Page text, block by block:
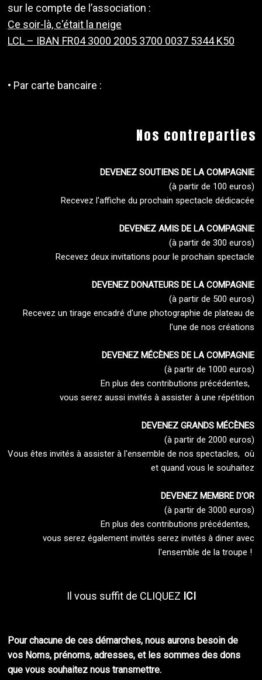
sur le compte de l’association :
Ce soir-là, c'était la neige
LCL – IBAN FR04 3000 2005 3700 0037 5344 K50
• Par carte bancaire :
Nos contreparties
DEVENEZ SOUTIENS DE LA COMPAGNIE
(à partir de 100 euros)
Recevez l'affiche du prochain spectacle dédicacée
DEVENEZ AMIS DE LA COMPAGNIE
(à partir de 300 euros)
Recevez deux invitations pour le prochain spectacle
DEVENEZ DONATEURS DE LA COMPAGNIE
(à partir de 500 euros)
Recevez un tirage encadré d'une photographie de plateau de
l'une de nos créations
DEVENEZ MÉCÈNES DE LA COMPAGNIE
(à partir de 1000 euros)
En plus des contributions précédentes,
vous serez aussi invités à assister à une répétition
DEVENEZ GRANDS MÉCÈNES
(à partir de 2000 euros)
Vous êtes invités à assister à l'ensemble de nos spectacles, où
et quand vous le souhaitez
DEVENEZ MEMBRE D'OR
(à partir de 3000 euros)
En plus des contributions précédentes,
vous serez également invités serez invités à diner avec
l'ensemble de la troupe !
Il vous suffit de CLIQUEZ ICI
Pour chacune de ces démarches, nous aurons besoin de
vos Noms, prénoms, adresses, et les sommes des dons
que vous souhaitez nous transmettre.